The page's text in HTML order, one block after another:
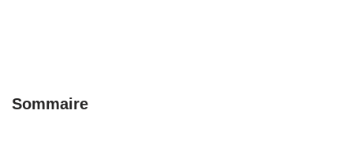
Sommaire